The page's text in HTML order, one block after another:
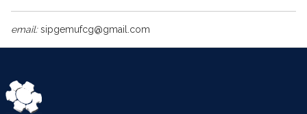
email:sipgemufcg@gmail.com